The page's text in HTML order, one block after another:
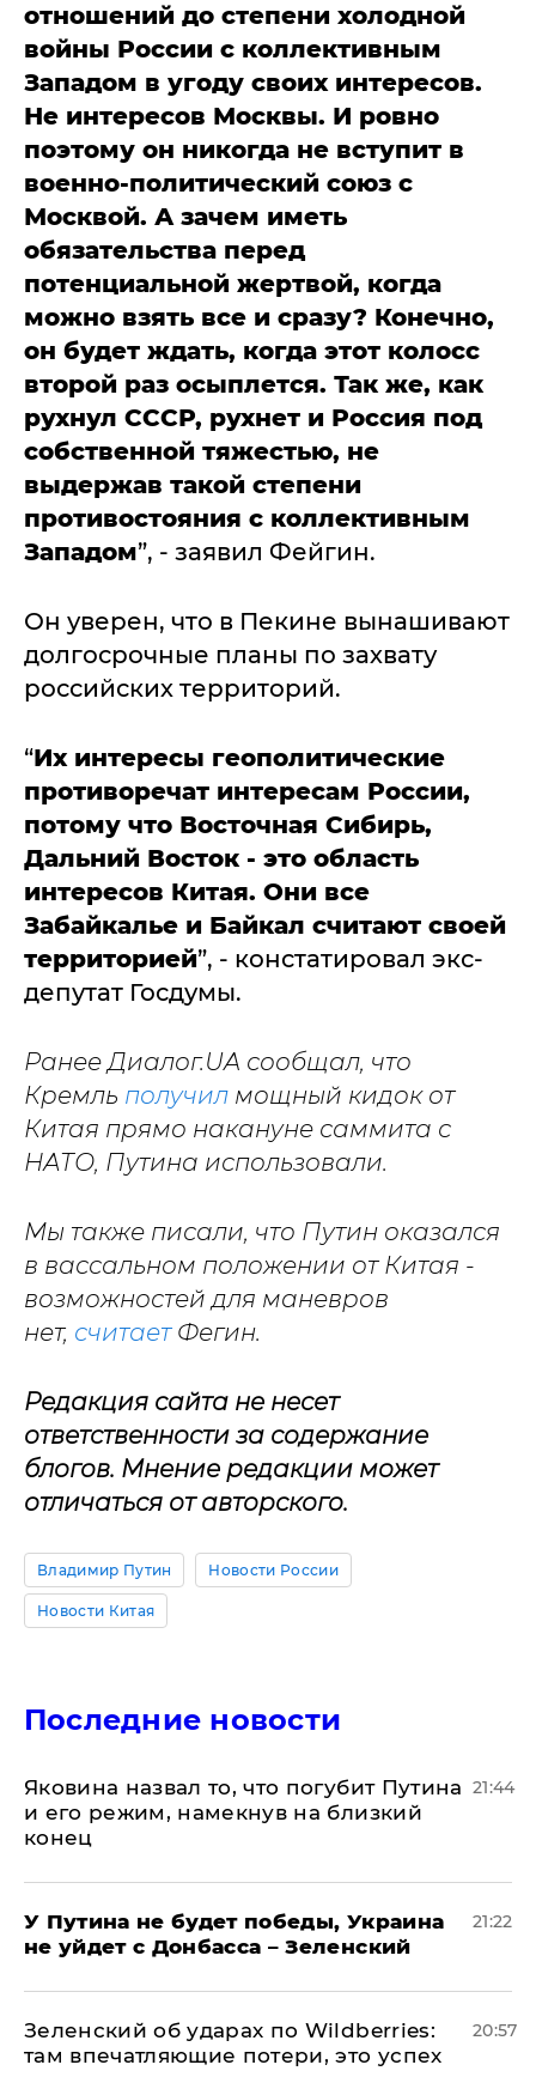
отношений до степени холодной
войны России с коллективным
Западом в угоду своих интересов.
Не интересов Москвы. И ровно
поэтому он никогда не вступит в
военно-политический союз с
Москвой. А зачем иметь
обязательства перед
потенциальной жертвой, когда
можно взять все и сразу? Конечно,
он будет ждать, когда этот колосс
второй раз осыплется. Так же, как
рухнул СССР, рухнет и Россия под
собственной тяжестью, не
выдержав такой степени
противостояния с коллективным
Западом”, - заявил Фейгин.
Он уверен, что в Пекине вынашивают
долгосрочные планы по захвату
российских территорий.
“Их интересы геополитические
противоречат интересам России,
потому что Восточная Сибирь,
Дальний Восток - это область
интересов Китая. Они все
Забайкалье и Байкал считают своей
территорией”, - констатировал экс-
депутат Госдумы.
Ранее Диалог.UA сообщал, что
Кремль получил мощный кидок от
Китая прямо накануне саммита с
НАТО, Путина использовали.
Мы также писали, что Путин оказался
в вассальном положении от Китая -
возможностей для маневров
нет, считаетФегин.
Редакция сайта не несет
ответственности за содержание
блогов. Мнение редакции может
отличаться от авторского.
Владимир Путин Новости России
Новости Китая
Последние новости
Яковина назвал то, что погубит Путина
и его режим, намекнув на близкий
конец
21:44
У Путина не будет победы, Украина
не уйдет с Донбасса – Зеленский
21:22
Зеленский об ударах по Wildberries:
там впечатляющие потери, это успех
20:57